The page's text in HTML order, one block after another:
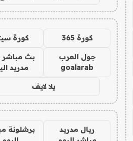
كورة 365 كورة
جول العرب
goalarab
بث مباشر
مدريد
يلا لايف
ريال مدريد
برشلونة